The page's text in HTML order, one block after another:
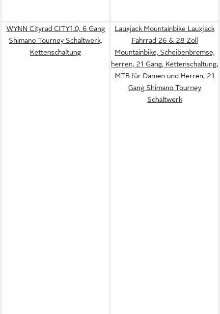
WYNN Cityrad CITY1.0, 6 Gang
Shimano Tourney Schaltwerk,
Kettenschaltung
Lauxjack Mountainbike Lauxjack
Fahrrad 26 & 28 Zoll
Mountainbike, Scheibenbremse,
herren, 21 Gang, Kettenschaltung,
MTB für Damen und Herren, 21
Gang Shimano Tourney
Schaltwerk